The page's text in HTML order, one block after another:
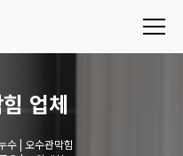
업체
수 | 오수관막힘